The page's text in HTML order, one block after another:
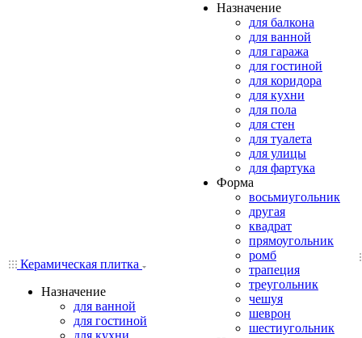
Керамическая плитка
Назначение
для ванной
для гостиной
для кухни
Назначение
для балкона
для ванной
для гаража
для гостиной
для коридора
для кухни
для пола
для стен
для туалета
для улицы
для фартука
Форма
восьмиугольник
другая
квадрат
прямоугольник
ромб
трапеция
треугольник
чешуя
шеврон
шестиугольник